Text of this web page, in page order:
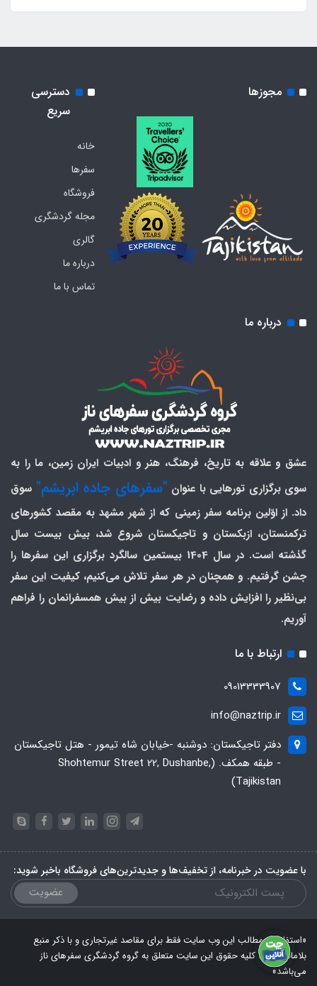
مجوزها
دسترسی
سریع
خانه
سفرها
فروشگاه
مجله گردشگری
گالری
درباره ما
تماس با ما
درباره ما
عشق و علاقه به تاریخ، فرهنگ، هنر و ادبیات ایران زمین، ما را به
سوی برگزاری تورهایی با عنوان "سفرهای جاده ابریشم" سوق
داد. از اوّلین برنامه سفر زمینی که از شهر مشهد به مقصد کشورهای
ترکمنستان، ازبکستان و تاجیکستان شروع شد، بیش بیست سال
گذشته است. در سال 1404 بیستمین سالگرد برگزاری این سفرها را
جشن گرفتیم. و همچنان در هر سفر تلاش می‌کنیم، کیفیت این سفر
بی‌نظیر را افزایش داده و رضایت بیش از بیش همسفرانمان را فراهم
آوریم.
ارتباط با ما
09013333907
info@naztrip.ir
دفتر تاجیکستان: دوشنبه -خیابان شاه تیمور - هتل تاجیکستان
- طبقه همکف. (Shohtemur Street 22, Dushanbe,
Tajikistan)
با عضویت در خبرنامه، از تخفیف‌ها و جدیدترین‌های فروشگاه باخبر شوید:
عضویت
«استفاده از مطالب این وب سایت فقط برای مقاصد غیرتجاری و با ذکر منبع
بلامانع است. کلیه حقوق این سایت متعلق به گروه گردشگری سفرهای ناز
می‌باشد»